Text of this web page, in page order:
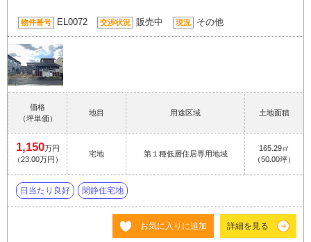
物件番号 EL0072 交渉状況 販売中 現況 その他
価格
（坪単価）
地目 用途区域 土地面積
1,150万円
（23.00万円）
宅地 第１種低層住居専用地域
165.29㎡
（50.00坪）
日当たり良好 閑静住宅地
お気に入りに追加 詳細を見る